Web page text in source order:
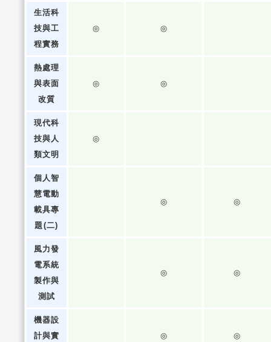
生活科
技與工
程實務
◎ ◎
熱處理
與表面
改質
◎ ◎
現代科
技與人
類文明
◎
個人智
慧電動
載具專
題(二)
◎ ◎
風力發
電系統
製作與
測試
◎ ◎
機器設
計與實
◎ ◎